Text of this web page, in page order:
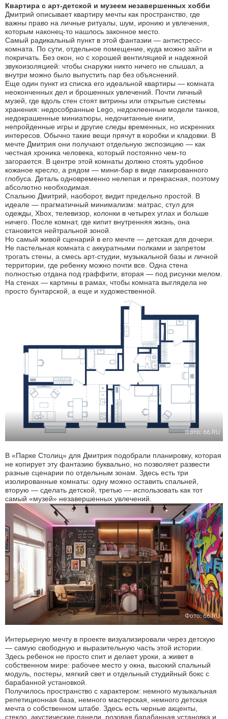
Квартира с арт-детской и музеем незавершенных хобби
Дмитрий описывает квартиру мечты как пространство, где
важны право на личные ритуалы, шум, иронию и увлечения,
которым наконец-то нашлось законное место.
Самый радикальный пункт в этой фантазии — антистресс-
комната. По сути, отдельное помещение, куда можно зайти и
покричать. Без окон, но с хорошей вентиляцией и надежной
звукоизоляцией: чтобы снаружи никто ничего не слышал, а
внутри можно было выпустить пар без объяснений.
Еще один пункт из списка его идеальной квартиры — комната
неоконченных дел и брошенных увлечений. Почти личный
музей, где вдоль стен стоят витрины или открытые системы
хранения: недособранные Lego, недоклеенные модели танков,
недокрашенные миниатюры, недочитанные книги,
непройденные игры и другие следы временных, но искренних
интересов. Обычно такие вещи прячут в коробки и кладовки. В
мечте Дмитрия они получают отдельную экспозицию — как
честная хроника человека, который постоянно чем-то
загорается. В центре этой комнаты должно стоять удобное
кожаное кресло, а рядом — мини-бар в виде лакированного
глобуса. Деталь одновременно нелепая и прекрасная, поэтому
абсолютно необходимая.
Спальню Дмитрий, наоборот, видит предельно простой. В
идеале — прагматичный минимализм: матрас, стул для
одежды, Xbox, телевизор, колонки в четырех углах и больше
ничего. После комнат, где кипит внутренняя жизнь, она
становится нейтральной зоной.
Но самый живой сценарий в его мечте — детская для дочери.
Не пастельная комната с аккуратными полками и запретом
трогать стены, а смесь арт-студии, музыкальной базы и личной
территории, где ребенку можно почти все. Одна стена
полностью отдана под граффити, вторая — под рисунки мелом.
На стенах — картины в рамах, чтобы комната выглядела не
просто бунтарской, а еще и художественной.
Фото: 66.RU
В «Парке Столиц» для Дмитрия подобрали планировку, которая
не копирует эту фантазию буквально, но позволяет развести
разные сценарии по отдельным зонам. Здесь есть три
изолированные комнаты: одну можно оставить спальней,
вторую — сделать детской, третью — использовать как тот
самый «музей» незавершенных увлечений.
Фото: 66.RU
Интерьерную мечту в проекте визуализировали через детскую
— самую свободную и выразительную часть этой истории.
Здесь ребенок не просто спит и делает уроки, а живет в
собственном мире: рабочее место у окна, высокий спальный
модуль, постеры, мягкий свет и отдельный студийный бокс с
барабанной установкой.
Получилось пространство с характером: немного музыкальная
репетиционная база, немного мастерская, немного детская
мечта о собственном штабе. Здесь есть черные акценты,
стекло, акустические панели, розовая барабанная установка и